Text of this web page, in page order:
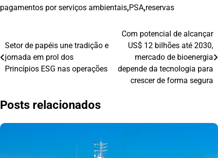
pagamentos por serviços ambientais,PSA,reservas
de
Post
Setor de papéis une tradição e
jornada em prol dos
Princípios ESG nas operações
Com potencial de alcançar
US$ 12 bilhões até 2030,
mercado de bioenergia
depende da tecnologia para
crescer de forma segura
Posts relacionados